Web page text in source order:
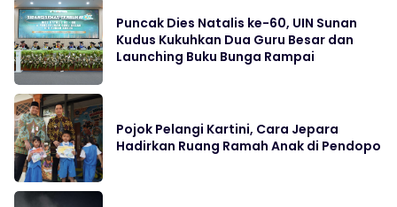
Puncak Dies Natalis ke-60, UIN Sunan
Kudus Kukuhkan Dua Guru Besar dan
Launching Buku Bunga Rampai
Pojok Pelangi Kartini, Cara Jepara
Hadirkan Ruang Ramah Anak di Pendopo